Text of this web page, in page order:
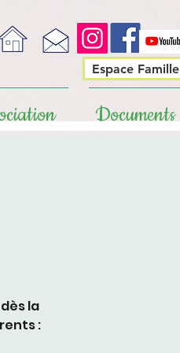
Espace Famille
Documents
la
: